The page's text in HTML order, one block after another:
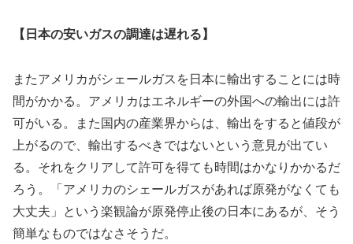
【日本の安いガスの調達は遅れる】
またアメリカがシェールガスを日本に輸出することには時
間がかかる。アメリカはエネルギーの外国への輸出には許
可がいる。また国内の産業界からは、輸出をすると値段が
上がるので、輸出するべきではないという意見が出てい
る。それをクリアして許可を得ても時間はかなりかかるだ
ろう。「アメリカのシェールガスがあれば原発がなくても
大丈夫」という楽観論が原発停止後の日本にあるが、そう
簡単なものではなさそうだ。